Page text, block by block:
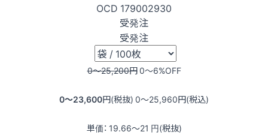
OCD 179002930
受発注
受発注
0〜25,200円0〜6%OFF
0〜23,600円(税抜) 0〜25,960円(税込)
単価： 19.66〜21 円(税抜)